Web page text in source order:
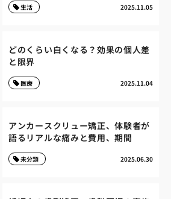
2025.11.05
生活
どのくらい白くなる？効果の個人差
と限界
2025.11.04
医療
アンカースクリュー矯正、体験者が
語るリアルな痛みと費用、期間
2025.06.30
未分類